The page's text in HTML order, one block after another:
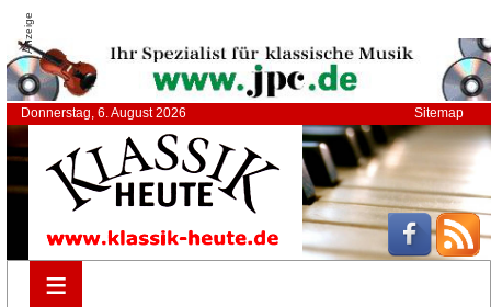
Anzeige
Donnerstag, 6. August 2026 Sitemap
≡
≡